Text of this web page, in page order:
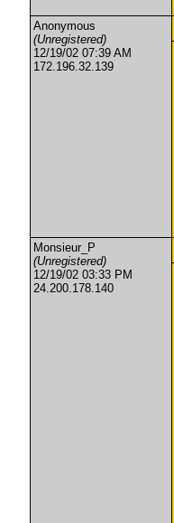
Anonymous
(Unregistered)
12/19/02 07:39 AM
172.196.32.139
Monsieur_P
(Unregistered)
12/19/02 03:33 PM
24.200.178.140